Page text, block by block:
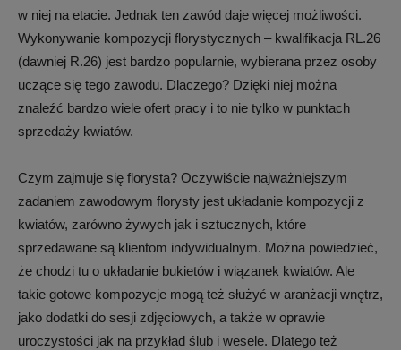
w niej na etacie. Jednak ten zawód daje więcej możliwości.
Wykonywanie kompozycji florystycznych – kwalifikacja RL.26
(dawniej R.26) jest bardzo popularnie, wybierana przez osoby
uczące się tego zawodu. Dlaczego? Dzięki niej można
znaleźć bardzo wiele ofert pracy i to nie tylko w punktach
sprzedaży kwiatów.
Czym zajmuje się florysta? Oczywiście najważniejszym
zadaniem zawodowym florysty jest układanie kompozycji z
kwiatów, zarówno żywych jak i sztucznych, które
sprzedawane są klientom indywidualnym. Można powiedzieć,
że chodzi tu o układanie bukietów i wiązanek kwiatów. Ale
takie gotowe kompozycje mogą też służyć w aranżacji wnętrz,
jako dodatki do sesji zdjęciowych, a także w oprawie
uroczystości jak na przykład ślub i wesele. Dlatego też